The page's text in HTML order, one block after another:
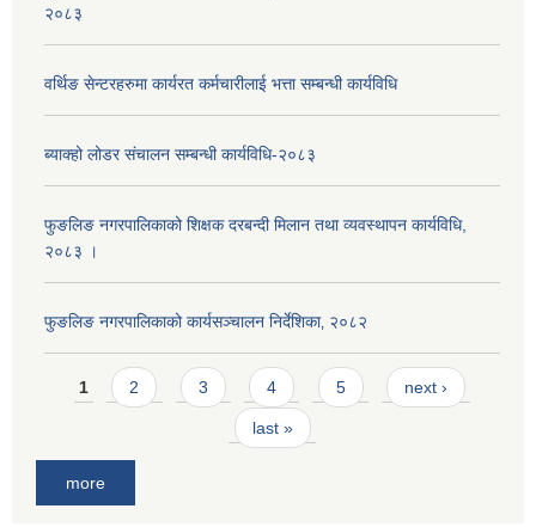
२०८३
वर्थिङ सेन्टरहरुमा कार्यरत कर्मचारीलाई भत्ता सम्बन्धी कार्यविधि
ब्याक्हो लोडर संचालन सम्बन्धी कार्यविधि-२०८३
फुङलिङ नगरपालिकाको शिक्षक दरबन्दी मिलान तथा व्यवस्थापन कार्यविधि,
२०८३ ।
फुङलिङ नगरपालिकाको कार्यसञ्चालन निर्देशिका‚ २०८२
Pages
1 2 3 4 5 next ›
last »
more